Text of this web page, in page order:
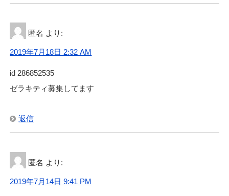
匿名 より:
2019年7月18日 2:32 AM
id 286852535
ゼラキティ募集してます
返信
匿名 より:
2019年7月14日 9:41 PM